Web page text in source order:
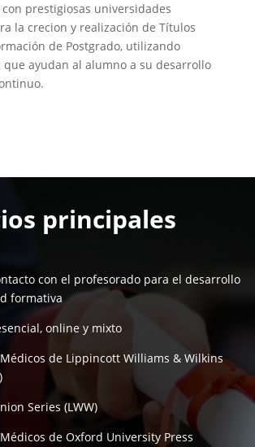
con prestigiosas universidades
la crecion y realización de Títulos
de Postgrado, utilizando
que ayudan al alumno a su desarrollo
principales
con el profesorado para el desarrollo
formativa
online y mixto
de Lippincott Williams & Wilkins
Series (LWW)
de Oxford University Press